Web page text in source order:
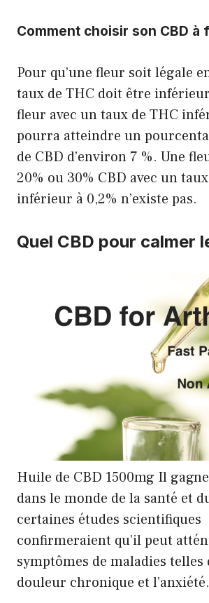
Comment choisir son CBD à
Pour qu’une fleur soit légale
taux de THC doit être
fleur avec un taux de THC
pourra atteindre un
de CBD d’environ 7 %. Une
20% ou 30% CBD avec un
inférieur à 0,2% n’existe pas.
Quel CBD pour calmer
Huile de CBD 1500mg Il
dans le monde de la santé et
certaines études scientifiques
confirmeraient qu’il peut
symptômes de maladies telles
douleur chronique et l’anxiété.